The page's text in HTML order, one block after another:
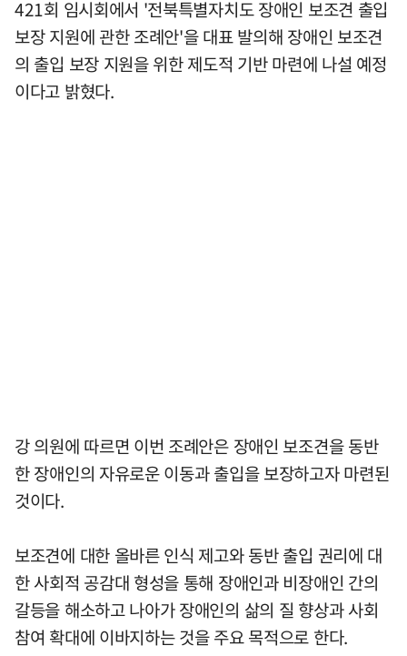
421회 임시회에서 '전북특별자치도 장애인 보조견 출입
보장 지원에 관한 조례안'을 대표 발의해 장애인 보조견
의 출입 보장 지원을 위한 제도적 기반 마련에 나설 예정
이다고 밝혔다.
강 의원에 따르면 이번 조례안은 장애인 보조견을 동반
한 장애인의 자유로운 이동과 출입을 보장하고자 마련된
것이다.
보조견에 대한 올바른 인식 제고와 동반 출입 권리에 대
한 사회적 공감대 형성을 통해 장애인과 비장애인 간의
갈등을 해소하고 나아가 장애인의 삶의 질 향상과 사회
참여 확대에 이바지하는 것을 주요 목적으로 한다.